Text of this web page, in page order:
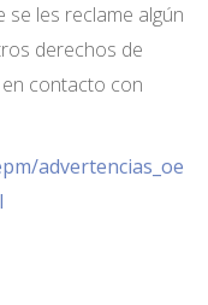
se les reclame algún
derechos de
contacto con
advertencias_oe